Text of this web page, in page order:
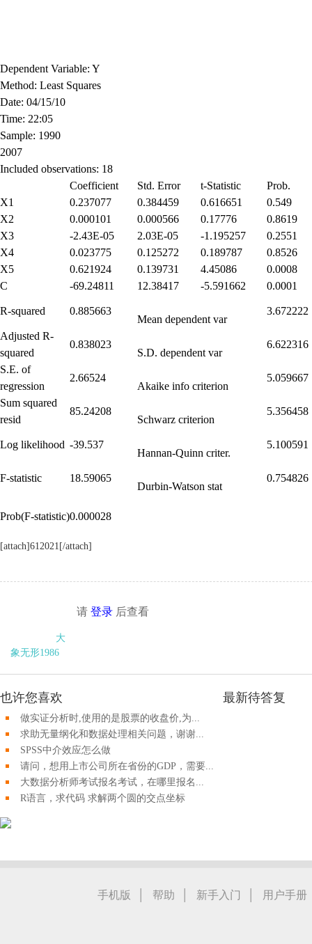
Dependent Variable: Y
Method: Least Squares
Date: 04/15/10
Time: 22:05
Sample: 1990
2007
Included observations: 18
Coefficient
Std. Error t-Statistic
Prob.
X1
0.237077 0.384459 0.616651
0.549
X2
0.000101 0.000566 0.17776
0.8619
X3
-2.43E-05 2.03E-05 -1.195257
0.2551
X4
0.023775 0.125272 0.189787
0.8526
X5
0.621924 0.139731 4.45086
0.0008
C
-69.24811 12.38417 -5.591662 0.0001
R-squared 0.885663
Mean dependent var
3.672222
Adjusted R-
squared
0.838023
S.D. dependent var
6.622316
S.E. of
regression
2.66524
Akaike info criterion
5.059667
Sum squared
resid
85.24208
Schwarz criterion
5.356458
Log likelihood -39.537
Hannan-Quinn criter.
5.100591
F-statistic 18.59065
Durbin-Watson stat
0.754826
Prob(F-statistic)0.000028
[attach]612021[/attach]
大
象无形1986
请 登录 后查看
也许您喜欢
做实证分析时,使用的是股票的收盘价,为...
求助无量纲化和数据处理相关问题，谢谢...
SPSS中介效应怎么做
请问，想用上市公司所在省份的GDP，需要...
大数据分析师考试报名考试，在哪里报名...
R语言，求代码 求解两个圆的交点坐标
最新待答复
手机版 | 帮助 | 新手入门 | 用户手册